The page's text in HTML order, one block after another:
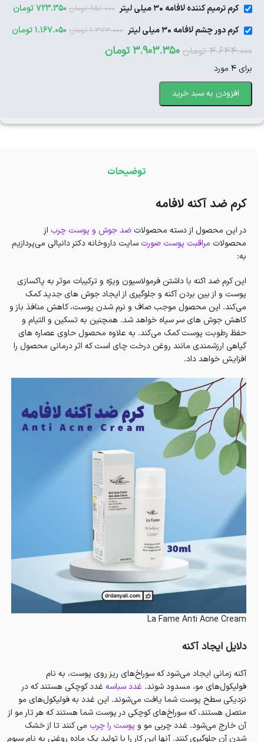
کرم ترمیم کننده لافامه 30 میلی لیتر 851.000 تومان 723.350تومان
کرم دور چشم لافامه 30 میلی لیتر
1.373.000 تومان 1.167.050تومان
4.644.000 تومان 3.903.350 تومان
برای 4 مورد
افزودن به سبد خرید
توضیحات
کرم ضد آکنه لافامه
در این محصول از دسته محصولات ضد جوش و پوست چرب از
محصولات مراقبت پوست صورت سایت داروخانه دکتر دانیالی می‌پردازیم
به:
این کرم ضد اکنه با داشتن فرمولاسیون ویژه و ترکیبات موثر به پاکسازی
پوست و از بین بردن آکنه و جلوگیری از ایجاد جوش های جدید کمک
می‌کند. این محصول موجب صاف و نرم شدن پوست، کاهش منافذ باز و
کاهش جوش های سر سیاه خواهد شد. همچنین به تسکین و التیام و
حفظ رطوبت پوست کمک می‌کند. به علاوه محصول حاوی عصاره های
گیاهی ارزشمندی مانند روغن درخت چای است که اثر درمانی محصول را
افزایش خواهد داد.
La Fame Anti Acne Cream
دلایل ایجاد آکنه
آکنه زمانی ایجاد می‌شود که سوراخ‌های ریز روی پوست، به نام
فولیکول‌های مو، مسدود شوند. غدد سباسهغدد کوچکی هستند که در
نزدیکی سطح پوست شما یافت می‌شوند. این غدد به فولیکول‌های مو
متصل هستند، که سوراخ‌های کوچکی در پوست شما هستند که هر تار مو از
آن خارج می‌شود. غدد چربی مو و پوست را چرب می کنند تا از خشک
شدن آن جلوگیری کنند. آنها این کار را با تولید یک ماده روغنی به نام سبوم